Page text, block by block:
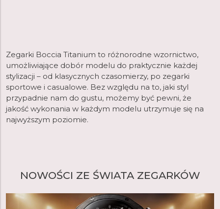
Zegarki Boccia Titanium to różnorodne wzornictwo,
umożliwiające dobór modelu do praktycznie każdej
stylizacji – od klasycznych czasomierzy, po zegarki
sportowe i casualowe. Bez względu na to, jaki styl
przypadnie nam do gustu, możemy być pewni, że
jakość wykonania w każdym modelu utrzymuje się na
najwyższym poziomie.
NOWOŚCI ZE ŚWIATA ZEGARKÓW